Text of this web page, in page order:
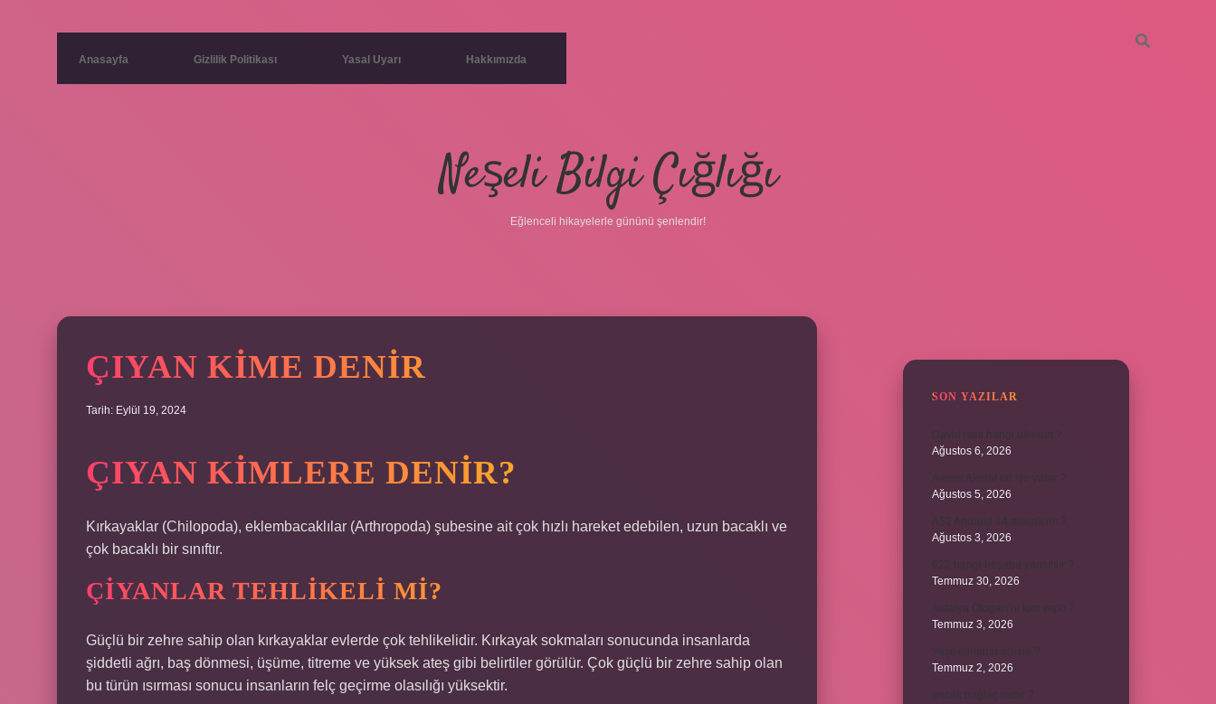
Anasayfa Gizlilik Politikası Yasal Uyarı Hakkımızda
Neşeli Bilgi Çığlığı
Eğlenceli hikayelerle gününü şenlendir!
ÇIYAN KIME DENIR
Tarih: Eylül 19, 2024
ÇIYAN KIMLERE DENIR?
Kırkayaklar (Chilopoda), eklembacaklılar (Arthropoda) şubesine ait çok hızlı hareket edebilen, uzun bacaklı ve
çok bacaklı bir sınıftır.
ÇIYANLAR TEHLIKELI MI?
Güçlü bir zehre sahip olan kırkayaklar evlerde çok tehlikelidir. Kırkayak sokmaları sonucunda insanlarda
şiddetli ağrı, baş dönmesi, üşüme, titreme ve yüksek ateş gibi belirtiler görülür. Çok güçlü bir zehre sahip olan
bu türün ısırması sonucu insanların felç geçirme olasılığı yüksektir.
SON YAZILAR
David ismi hangi ülkenin ?
Ağustos 6, 2026
Avene Akerat ne işe yarar ?
Ağustos 5, 2026
A52 Android 14 alacak mı ?
Ağustos 3, 2026
622 hangi hesaba yansıtılır ?
Temmuz 30, 2026
Antalya Otogarı’nı kim yaptı ?
Temmuz 3, 2026
Yeşil elmanın adı ne ?
Temmuz 2, 2026
ancak bağlaç mıdır ?